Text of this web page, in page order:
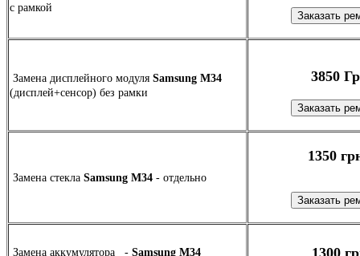
c рамкой
Замена дисплейного модуля Samsung M34
(дисплей+сенсор) без рамки
3850
Замена стекла Samsung M34 - отдельно
1350
Замена аккумулятора - Samsung M34 1300